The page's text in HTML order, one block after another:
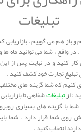
تبلیغات
و باز هم می گوییم . بازاریابی
واقع ، شما می توانید ماه ها
کنید و در نهایت پس از این
تجارت خود کشف کنید .
کنیم که شما گزینه های مختلفی
ازتبلیغاتشفاهی تا بازاریابی
با گزینه های بسیاری
روی شما قرار دارد ، شما
انتخاب کنید .